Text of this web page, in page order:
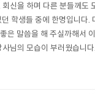
신을 하며 다른 분들께도
학생들 중에 한명입니다.
은 말씀을 해 주실까해서
님의 모습이 부러웠습니
공부를..